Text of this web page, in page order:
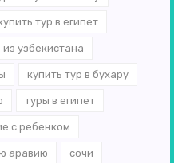
тур в египет
узбекистана
купить тур в бухару
туры в египет
с ребенком
аравию сочи